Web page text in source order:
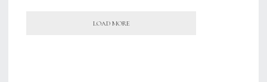
LOAD MORE